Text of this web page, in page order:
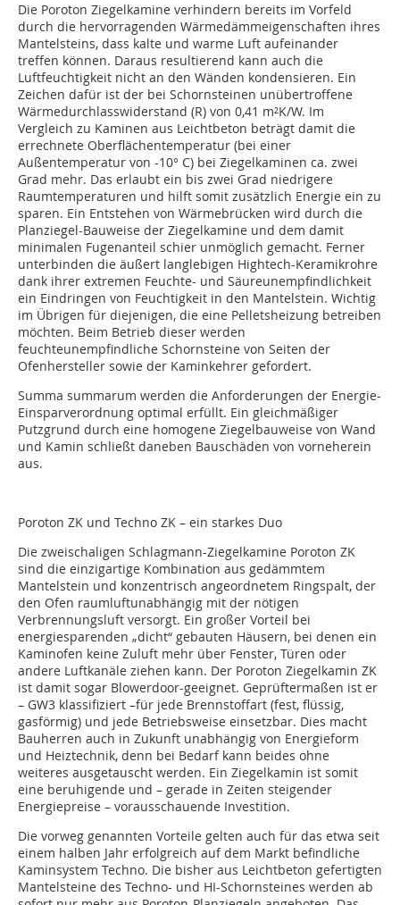
Die Poroton Ziegelkamine verhindern bereits im Vorfeld
durch die hervorragenden Wärmedämmeigenschaften ihres
Mantelsteins, dass kalte und warme Luft aufeinander
treffen können. Daraus resultierend kann auch die
Luftfeuchtigkeit nicht an den Wänden kondensieren. Ein
Zeichen dafür ist der bei Schornsteinen unübertroffene
Wärmedurchlasswiderstand (R) von 0,41 m²K/W. Im
Vergleich zu Kaminen aus Leichtbeton beträgt damit die
errechnete Oberflächentemperatur (bei einer
Außentemperatur von -10° C) bei Ziegelkaminen ca. zwei
Grad mehr. Das erlaubt ein bis zwei Grad niedrigere
Raumtemperaturen und hilft somit zusätzlich Energie ein zu
sparen. Ein Entstehen von Wärmebrücken wird durch die
Planziegel-Bauweise der Ziegelkamine und dem damit
minimalen Fugenanteil schier unmöglich gemacht. Ferner
unterbinden die äußert langlebigen Hightech-Keramikrohre
dank ihrer extremen Feuchte- und Säureunempfindlichkeit
ein Eindringen von Feuchtigkeit in den Mantelstein. Wichtig
im Übrigen für diejenigen, die eine Pelletsheizung betreiben
möchten. Beim Betrieb dieser werden
feuchteunempfindliche Schornsteine von Seiten der
Ofenhersteller sowie der Kaminkehrer gefordert.
Summa summarum werden die Anforderungen der Energie-
Einsparverordnung optimal erfüllt. Ein gleichmäßiger
Putzgrund durch eine homogene Ziegelbauweise von Wand
und Kamin schließt daneben Bauschäden von vorneherein
aus.
Poroton ZK und Techno ZK – ein starkes Duo
Die zweischaligen Schlagmann-Ziegelkamine Poroton ZK
sind die einzigartige Kombination aus gedämmtem
Mantelstein und konzentrisch angeordnetem Ringspalt, der
den Ofen raumluftunabhängig mit der nötigen
Verbrennungsluft versorgt. Ein großer Vorteil bei
energiesparenden „dicht“ gebauten Häusern, bei denen ein
Kaminofen keine Zuluft mehr über Fenster, Türen oder
andere Luftkanäle ziehen kann. Der Poroton Ziegelkamin ZK
ist damit sogar Blowerdoor-geeignet. Geprüftermaßen ist er
– GW3 klassifiziert –für jede Brennstoffart (fest, flüssig,
gasförmig) und jede Betriebsweise einsetzbar. Dies macht
Bauherren auch in Zukunft unabhängig von Energieform
und Heiztechnik, denn bei Bedarf kann beides ohne
weiteres ausgetauscht werden. Ein Ziegelkamin ist somit
eine beruhigende und – gerade in Zeiten steigender
Energiepreise – vorausschauende Investition.
Die vorweg genannten Vorteile gelten auch für das etwa seit
einem halben Jahr erfolgreich auf dem Markt befindliche
Kaminsystem Techno. Die bisher aus Leichtbeton gefertigten
Mantelsteine des Techno- und HI-Schornsteines werden ab